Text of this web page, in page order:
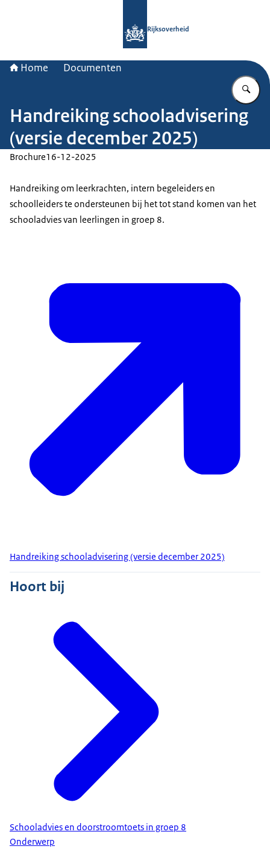
Rijksoverheid
Home Documenten
Handreiking schooladvisering
(versie december 2025)
Brochure16-12-2025
Handreiking om leerkrachten, intern begeleiders en
schoolleiders te ondersteunen bij het tot stand komen van het
schooladvies van leerlingen in groep 8.
Handreiking schooladvisering (versie december 2025)
Hoort bij
Schooladvies en doorstroomtoets in groep 8
Onderwerp